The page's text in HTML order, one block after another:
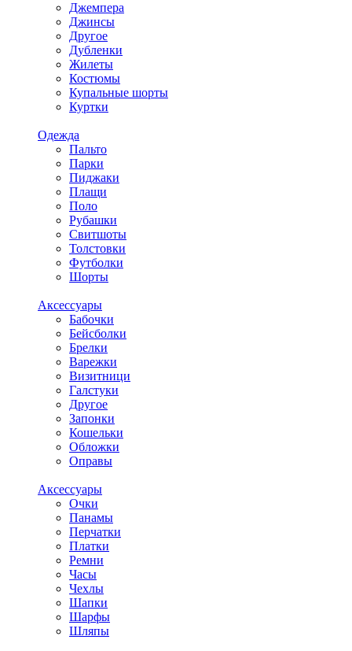
Джемпера
Джинсы
Другое
Дубленки
Жилеты
Костюмы
Купальные шорты
Куртки
Одежда
Пальто
Парки
Пиджаки
Плащи
Поло
Рубашки
Свитшоты
Толстовки
Футболки
Шорты
Аксессуары
Бабочки
Бейсболки
Брелки
Варежки
Визитници
Галстуки
Другое
Запонки
Кошельки
Обложки
Оправы
Аксессуары
Очки
Панамы
Перчатки
Платки
Ремни
Часы
Чехлы
Шапки
Шарфы
Шляпы